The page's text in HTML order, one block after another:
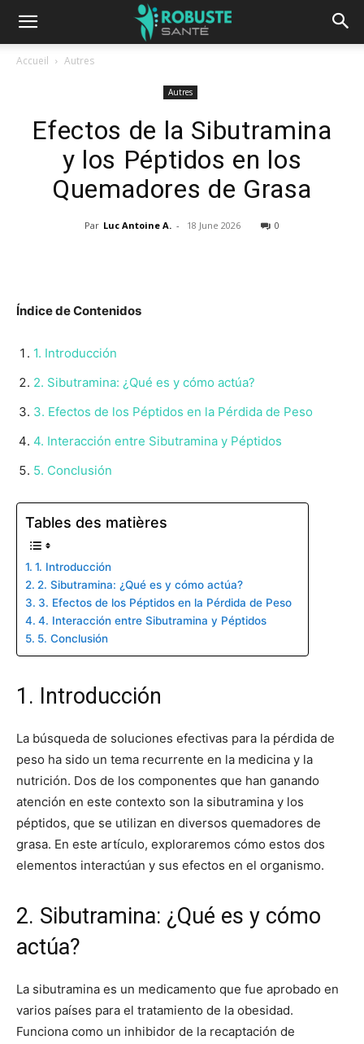
Accueil Autres
Autres
Efectos de la Sibutramina
y los Péptidos en los
Quemadores de Grasa
Par Luc Antoine A. - 18 June 2026 0
Índice de Contenidos
1. Introducción
2. Sibutramina: ¿Qué es y cómo actúa?
3. Efectos de los Péptidos en la Pérdida de Peso
4. Interacción entre Sibutramina y Péptidos
5. Conclusión
Tables des matières
1. Introducción
2. Sibutramina: ¿Qué es y cómo actúa?
3. Efectos de los Péptidos en la Pérdida de Peso
4. Interacción entre Sibutramina y Péptidos
5. Conclusión
1. Introducción
La búsqueda de soluciones efectivas para la pérdida de
peso ha sido un tema recurrente en la medicina y la
nutrición. Dos de los componentes que han ganando
atención en este contexto son la sibutramina y los
péptidos, que se utilizan en diversos quemadores de
grasa. En este artículo, exploraremos cómo estos dos
elementos interactúan y sus efectos en el organismo.
2. Sibutramina: ¿Qué es y cómo
actúa?
La sibutramina es un medicamento que fue aprobado en
varios países para el tratamiento de la obesidad.
Funciona como un inhibidor de la recaptación de